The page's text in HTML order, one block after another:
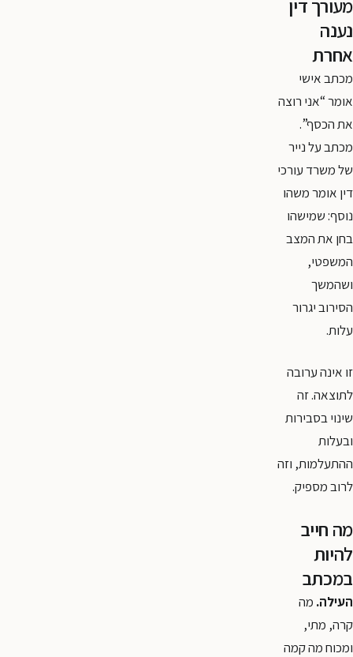
מעורך דין
נענה
אחרת
מכתב אישי
אומר “אני רוצה
את הכסף”.
מכתב על נייר
של משרד עורכי
דין אומר משהו
נוסף: שמישהו
בחן את המצב
המשפטי,
ושהמשך
הסירוב יגרור
עלות.
זו אינה ערובה
לתוצאה. זה
שינוי בסבירות
ובעלות
ההתעלמות, וזה
לרוב מספיק.
מה חייב
להיות
במכתב
העילה. מה
קרה, מתי,
ומכוח מה קמה